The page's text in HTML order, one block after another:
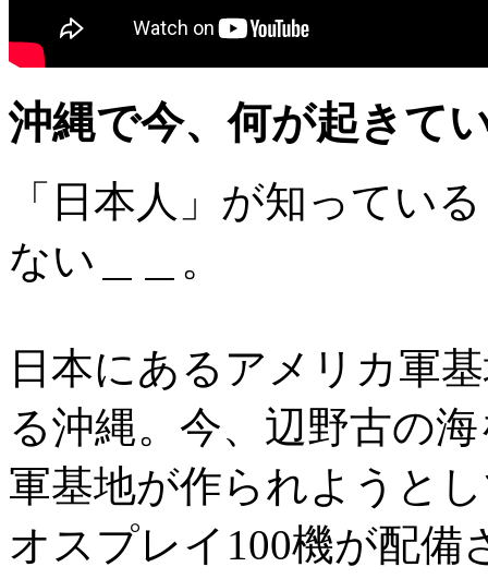
沖縄で今、何が起きて
「日本人」が知ってい
ない＿＿。
日本にあるアメリカ軍
る沖縄。今、辺野古の
軍基地が作られようと
オスプレイ100機が配備